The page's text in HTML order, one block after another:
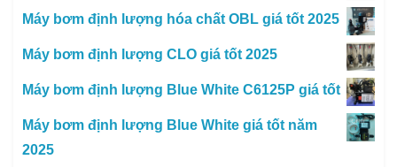
Máy bơm định lượng hóa chất OBL giá tốt 2025
Máy bơm định lượng CLO giá tốt 2025
Máy bơm định lượng Blue White C6125P giá tốt
Máy bơm định lượng Blue White giá tốt năm
2025